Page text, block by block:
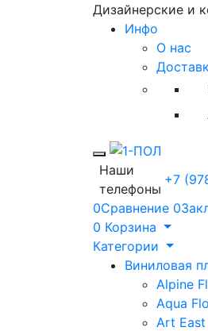
Дизайнерские и
Инфо
О нас
Toggle mobile
Наши
телефоны
+7
0Сравнение 0
0 Корзина
Категории
Виниловая
Alpine
Aqua
Art